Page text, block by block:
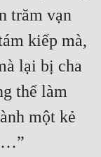
trăm vạn
kiếp mà,
lại bị cha
thể làm
một kẻ
…”